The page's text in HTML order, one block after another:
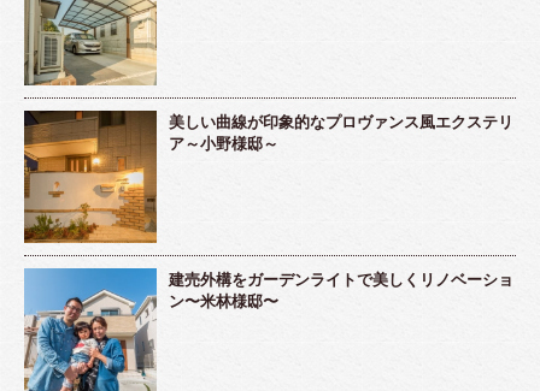
美しい曲線が印象的なプロヴァンス風エクステリ
ア～小野様邸～
建売外構をガーデンライトで美しくリノベーショ
ン〜米林様邸〜